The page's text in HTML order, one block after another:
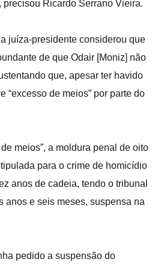
precisou Ricardo Serrano Vieira.
juíza-presidente considerou que
de que Odair [Moniz] não
que, apesar ter havido
“excesso de meios” por parte do
meios”, a moldura penal de oito
para o crime de homicídio
anos de cadeia, tendo o tribunal
anos e seis meses, suspensa na
pedido a suspensão do